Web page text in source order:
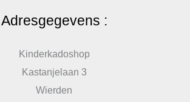
Adresgegevens :
Kinderkadoshop
Kastanjelaan 3
Wierden